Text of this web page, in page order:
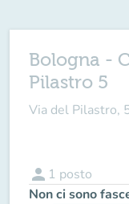
Bologna -
Pilastro 5
Via del Pilastro,
person 1 posto
Non ci sono